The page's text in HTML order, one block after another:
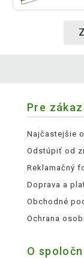
Pre
Najčastejšie
Odstúpiť od
Reklamačný
Doprava a
Obchodné
Ochrana
O